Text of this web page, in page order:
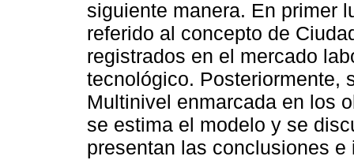
siguiente manera. En primer
referido al concepto de
registrados en el mercado
tecnológico. Posteriormente,
Multinivel enmarcada en los
se estima el modelo y se
presentan las conclusiones